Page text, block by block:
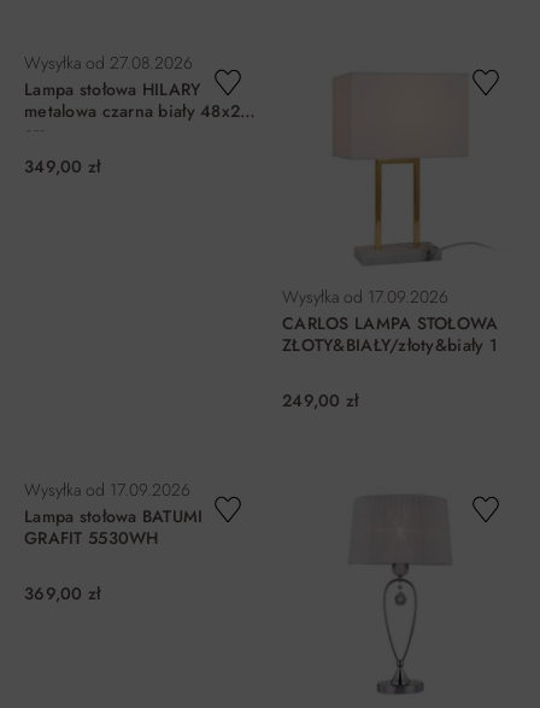
Wysyłka od 27.08.2026
Lampa stołowa HILARY
metalowa czarna biały 48x20
cm
349,00 zł
Wysyłka od 17.09.2026
CARLOS LAMPA STOŁOWA
ZŁOTY&BIAŁY/złoty&biały 1
249,00 zł
Wysyłka od 17.09.2026
Lampa stołowa BATUMI
GRAFIT 5530WH
369,00 zł